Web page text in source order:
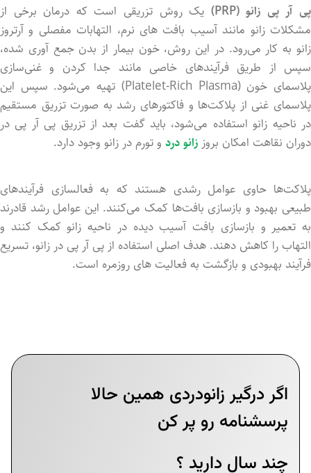
پی آر پی زانو (PRP)
یک روش تزریقی است که درمان برخی از
مشکلات زانو مانند آسیب بافت های نرم، التهابات مفصلی و آرتروز
زانو به کار می‌رود. در این روش، خون بیمار از بدن جمع آوری شده،
سپس از طریق فرآیندهای خاصی مانند جدا کردن و غنی‌سازی
پلاسمای خون (Platelet-Rich Plasma) تهیه می‌شود. سپس این
پلاسمای غنی از پلاکت‌ها و فاکتورهای رشد به صورت تزریق مستقیم
در ناحیه زانو استفاده می‌شود، باید گفت بعد از تزریق پی آر پی در
دوران نقاهت امکان بروز زانو درد و تورم در زانو وجود دارد.
پلاکت‌ها حاوی عوامل رشدی هستند که به فعالسازی فرآیندهای
طبیعی بهبود و بازسازی بافت‌ها کمک می‌کنند. این عوامل رشد قادرند
به تعمیر و بازسازی بافت آسیب دیده در ناحیه زانو کمک کنند و
التهاب را کاهش دهند. هدف اصلی استفاده از پی آر پی در زانو، تسریع
فرآیند بهبودی و بازگشت به فعالیت های روزمره است.